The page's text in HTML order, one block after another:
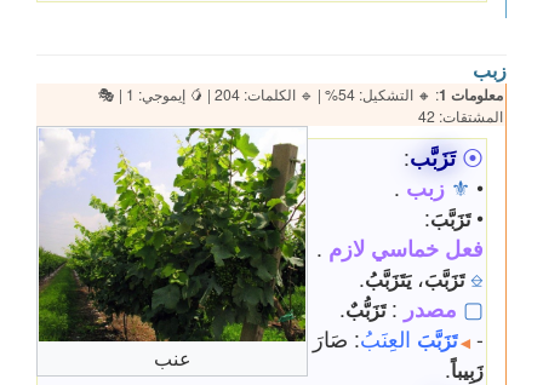
زبب
معلومات 1
: 🔸 التشكيل: 54% | 🔹 الكلمات: 204 | 🥭 إيموجي: 1 | 🎭
المشتقات: 42
عنب
⦿ تَزَبَّب:
•
⚜ زبب .
• تَزَبَّبَ:
فعل خماسي لازم .
⎒تَزَبَّبَ، يَتَزَبَّبُ.
▢ مصدر : تَزَبُّبٌ.
-
◀تَزَبَّبَالعِنَبُ: صَارَ
زَبِيباً.